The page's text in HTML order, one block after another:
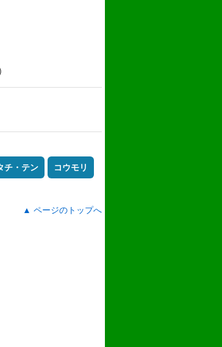
チ・テン コウモリ
▲ ページのトップへ